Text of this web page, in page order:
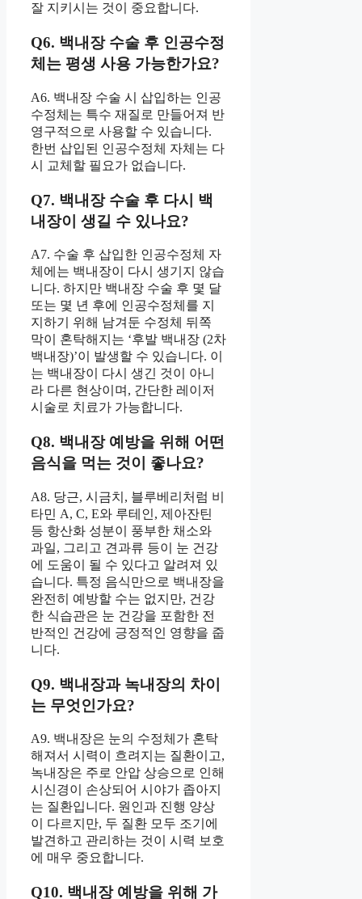
잘 지키시는 것이 중요합니다.
Q6. 백내장 수술 후 인공수정
체는 평생 사용 가능한가요?
A6. 백내장 수술 시 삽입하는 인공
수정체는 특수 재질로 만들어져 반
영구적으로 사용할 수 있습니다.
한번 삽입된 인공수정체 자체는 다
시 교체할 필요가 없습니다.
Q7. 백내장 수술 후 다시 백
내장이 생길 수 있나요?
A7. 수술 후 삽입한 인공수정체 자
체에는 백내장이 다시 생기지 않습
니다. 하지만 백내장 수술 후 몇 달
또는 몇 년 후에 인공수정체를 지
지하기 위해 남겨둔 수정체 뒤쪽
막이 혼탁해지는 ‘후발 백내장 (2차
백내장)’이 발생할 수 있습니다. 이
는 백내장이 다시 생긴 것이 아니
라 다른 현상이며, 간단한 레이저
시술로 치료가 가능합니다.
Q8. 백내장 예방을 위해 어떤
음식을 먹는 것이 좋나요?
A8. 당근, 시금치, 블루베리처럼 비
타민 A, C, E와 루테인, 제아잔틴
등 항산화 성분이 풍부한 채소와
과일, 그리고 견과류 등이 눈 건강
에 도움이 될 수 있다고 알려져 있
습니다. 특정 음식만으로 백내장을
완전히 예방할 수는 없지만, 건강
한 식습관은 눈 건강을 포함한 전
반적인 건강에 긍정적인 영향을 줍
니다.
Q9. 백내장과 녹내장의 차이
는 무엇인가요?
A9. 백내장은 눈의 수정체가 혼탁
해져서 시력이 흐려지는 질환이고,
녹내장은 주로 안압 상승으로 인해
시신경이 손상되어 시야가 좁아지
는 질환입니다. 원인과 진행 양상
이 다르지만, 두 질환 모두 조기에
발견하고 관리하는 것이 시력 보호
에 매우 중요합니다.
Q10. 백내장 예방을 위해 가